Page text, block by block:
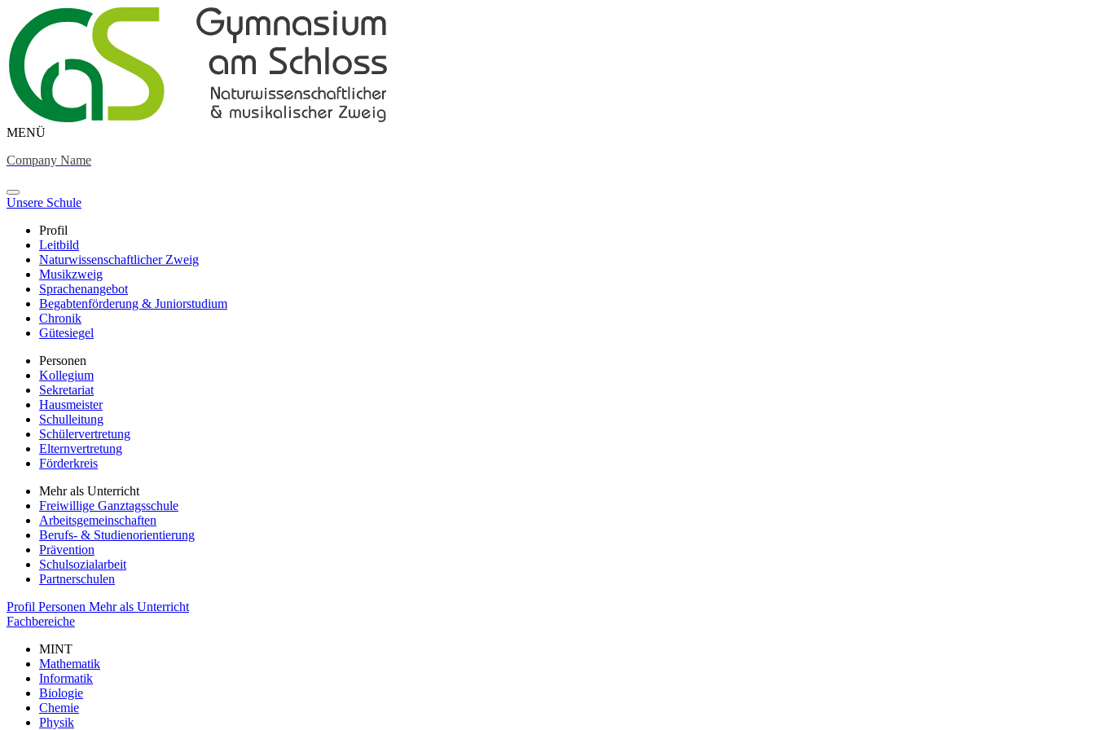
MENÜ
Company Name
Unsere Schule
Profil
Leitbild
Naturwissenschaftlicher Zweig
Musikzweig
Sprachenangebot
Begabtenförderung & Juniorstudium
Chronik
Gütesiegel
Personen
Kollegium
Sekretariat
Hausmeister
Schulleitung
Schülervertretung
Elternvertretung
Förderkreis
Mehr als Unterricht
Freiwillige Ganztagsschule
Arbeitsgemeinschaften
Berufs- & Studienorientierung
Prävention
Schulsozialarbeit
Partnerschulen
Profil Personen Mehr als Unterricht
Fachbereiche
MINT
Mathematik
Informatik
Biologie
Chemie
Physik